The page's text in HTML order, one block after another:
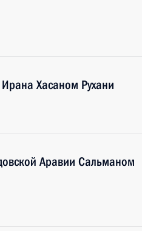
Хасаном Рухани
Аравии Сальманом